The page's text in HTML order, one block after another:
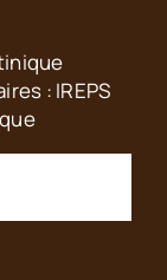
: IREPS